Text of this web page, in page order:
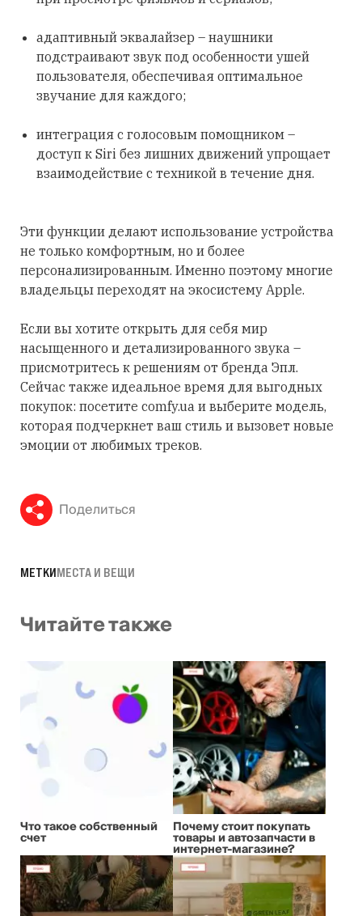
адаптивный эквалайзер – наушники
подстраивают звук под особенности ушей
пользователя, обеспечивая оптимальное
звучание для каждого;
интеграция с голосовым помощником –
доступ к Siri без лишних движений упрощает
взаимодействие с техникой в течение дня.
Эти функции делают использование устройства
не только комфортным, но и более
персонализированным. Именно поэтому многие
владельцы переходят на экосистему Apple.
Если вы хотите открыть для себя мир
насыщенного и детализированного звука –
присмотритесь к решениям от бренда Эпл.
Сейчас также идеальное время для выгодных
покупок: посетите comfy.ua и выберите модель,
которая подчеркнет ваш стиль и вызовет новые
эмоции от любимых треков.
Поделиться
МЕТКИМЕСТА И ВЕЩИ
Читайте также
Что такое собственный
счет
Почему стоит покупать
товары и автозапчасти в
интернет-магазине?